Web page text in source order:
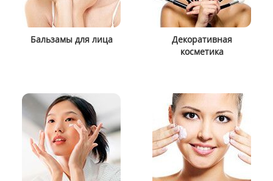
Бальзамы для лица
Декоративная
косметика